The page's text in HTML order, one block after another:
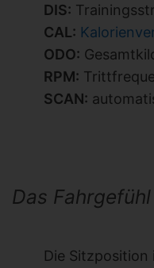
DIS:
CAL:
ODO:
RPM:
SCAN:
Das
Die Sitzposition